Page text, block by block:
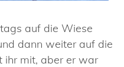
auf die Wiese
dann weiter auf die
ihr mit, aber er war